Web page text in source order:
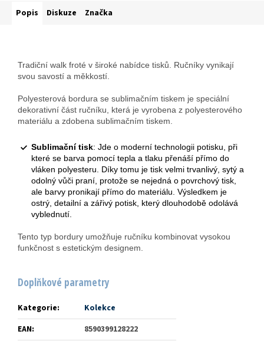
Popis Diskuze Značka
Tradiční walk froté v široké nabídce tisků. Ručníky vynikají
svou savostí a měkkostí.
Polyesterová bordura se sublimačním tiskem je speciální
dekorativní část ručníku, která je vyrobena z polyesterového
materiálu a zdobena sublimačním tiskem.
Sublimační tisk: Jde o moderní technologii potisku, při
které se barva pomocí tepla a tlaku přenáší přímo do
vláken polyesteru. Díky tomu je tisk velmi trvanlivý, sytý a
odolný vůči praní, protože se nejedná o povrchový tisk,
ale barvy pronikají přímo do materiálu. Výsledkem je
ostrý, detailní a zářivý potisk, který dlouhodobě odolává
vyblednutí.
Tento typ bordury umožňuje ručníku kombinovat vysokou
funkčnost s estetickým designem.
Doplňkové parametry
Kategorie:
Kolekce
EAN:
8590399128222